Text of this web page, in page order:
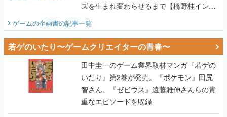
ズを生まれ変わらせるまで【橋野桂インタ
ビュー】
ゲームの企画書の記事一覧
若ゲのいたり〜ゲームクリエイターの青春〜
田中圭一のゲーム業界取材マンガ『若ゲの
いたり』第2巻が発売。『ポケモン』田尻
智さん、『ゼビウス』遠藤雅伸さんらの貴
重なエピソードを収録